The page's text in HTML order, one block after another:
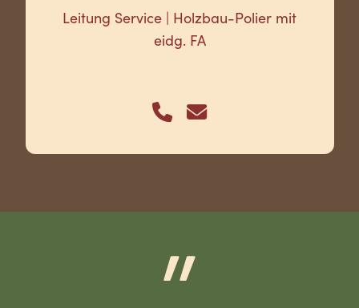
Leitung Service | Holzbau-Polier mit
eidg. FA